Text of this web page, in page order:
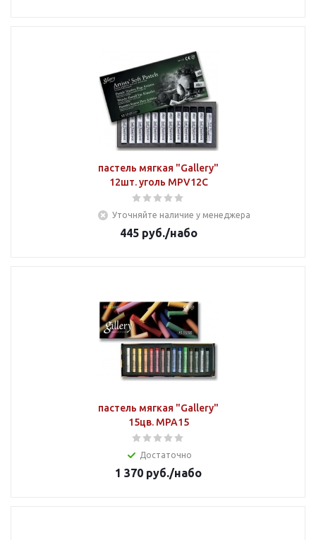
пастель мягкая "Gallery"
12шт. уголь MPV12C
Уточняйте наличие у менеджера
445руб./набо
пастель мягкая "Gallery"
15цв. MPA15
Достаточно
1 370 руб./набо